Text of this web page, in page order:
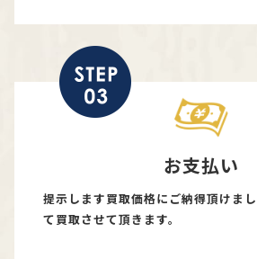
お支払い
提示します買取価格にご納得頂けま
て買取させて頂きます。